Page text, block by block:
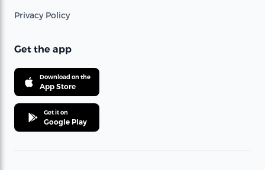
Privacy Policy
Get the app
Download on the
App Store
Get it on
Google Play